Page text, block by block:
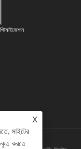
X
সাইটের
করতে